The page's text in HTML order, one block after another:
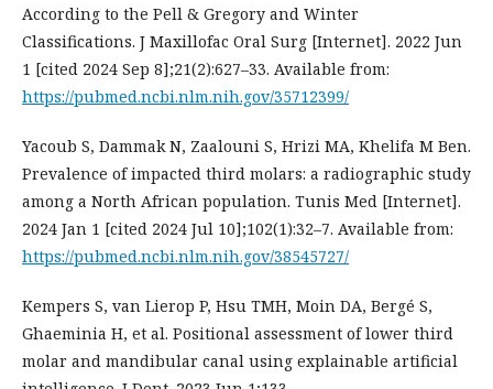
According to the Pell & Gregory and Winter
Classifications. J Maxillofac Oral Surg [Internet]. 2022 Jun
1 [cited 2024 Sep 8];21(2):627–33. Available from:
https://pubmed.ncbi.nlm.nih.gov/35712399/
Yacoub S, Dammak N, Zaalouni S, Hrizi MA, Khelifa M Ben.
Prevalence of impacted third molars: a radiographic study
among a North African population. Tunis Med [Internet].
2024 Jan 1 [cited 2024 Jul 10];102(1):32–7. Available from:
https://pubmed.ncbi.nlm.nih.gov/38545727/
Kempers S, van Lierop P, Hsu TMH, Moin DA, Bergé S,
Ghaeminia H, et al. Positional assessment of lower third
molar and mandibular canal using explainable artificial